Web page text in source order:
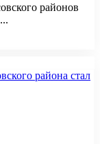
районов